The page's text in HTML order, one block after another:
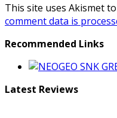
This site uses Akismet
comment data is
Recommended Links
Latest Reviews